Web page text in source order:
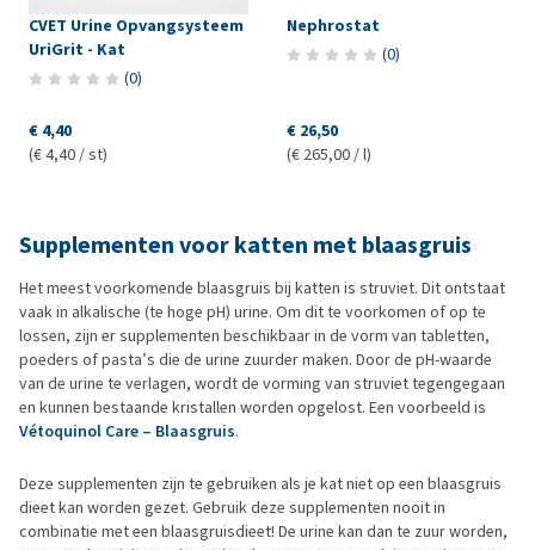
CVET Urine Opvangsysteem
UriGrit - Kat
(0)
€ 4,40
(€ 4,40 / st)
Nephrostat
(0)
€ 26,50
(€ 265,00 / l)
Supplementen voor katten met blaasgruis
Het meest voorkomende blaasgruis bij katten is struviet. Dit ontstaat
vaak in alkalische (te hoge pH) urine. Om dit te voorkomen of op te
lossen, zijn er supplementen beschikbaar in de vorm van tabletten,
poeders of pasta’s die de urine zuurder maken. Door de pH-waarde
van de urine te verlagen, wordt de vorming van struviet tegengegaan
en kunnen bestaande kristallen worden opgelost. Een voorbeeld is
Vétoquinol Care – Blaasgruis.
Deze supplementen zijn te gebruiken als je kat niet op een blaasgruis
dieet kan worden gezet. Gebruik deze supplementen nooit in
combinatie met een blaasgruisdieet! De urine kan dan te zuur worden,